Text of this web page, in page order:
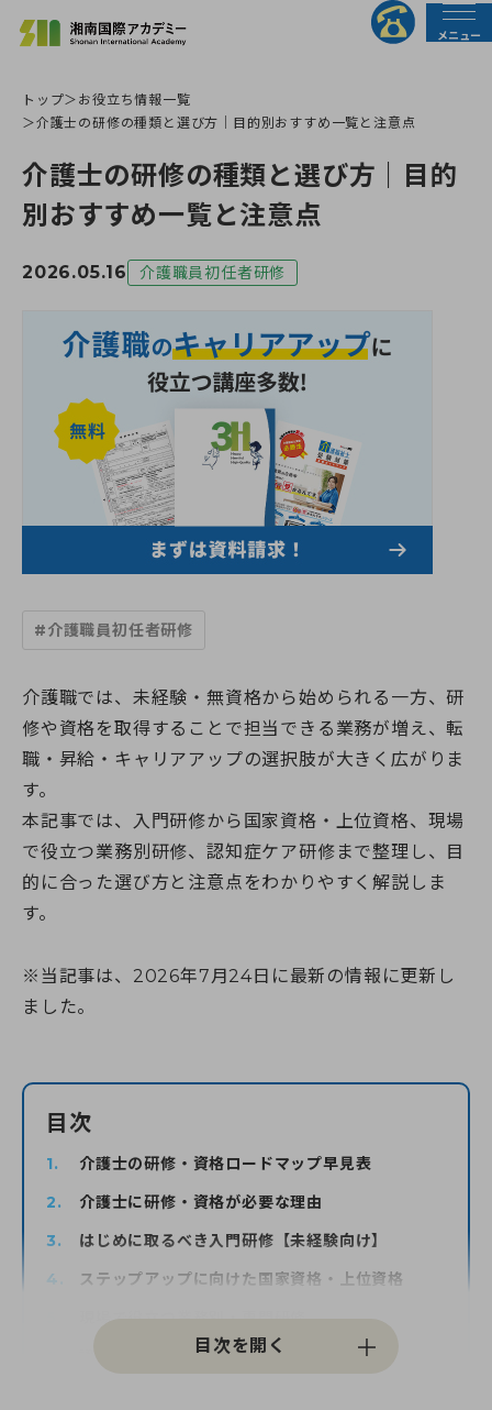
メニュー
法人の皆様へ 行政の皆様へ
トップページ
介護職員初任者研修
介護福祉士実務者研修
介護福祉士受験対策講座
すべての講座
すべての講座
介護職員初任者研修
神奈川県委託「障害福祉分野マッチング支援事業」
綾瀬市委託事業「受講料0円」介護職員初任者研修
伊勢原市社会福祉協議会委託事業「通学コース」介護職員初
任者研修
介護に関する入門的研修 -通学講座-
介護に関する入門的研修 -オンライン講座-
認知症介護基礎研修(神奈川県指定)
認知症介護基礎研修 (藤沢市)
認知症介護基礎研修 (相模原市)
認知症介護基礎研修 (横浜市)
認知症介護実践者研修
同行援護従業者養成研修(一般課程)
全身性障害者ガイドヘルパー養成研修
重度訪問介護従業者養成研修
福祉用具専門相談員
ワンコインイングリッシュ
介護職のねんりんセミナー
職業訓練・行政委託事業
教室一覧
藤沢校
相模大野校
横浜戸塚校
横浜馬車道関内校
小田原校
大和校
横浜二俣川校
横浜みなとみらいサテライト校
伊勢原会場（伊勢原市社会福祉協議会主催 当校講師派遣受
東京都
埼玉県
埼玉校【開校準備中】
千葉県
山梨校（甲府商工会議所内)
静岡校【開校準備中】
キャンペーン一覧
お知らせ
お知らせ一覧
お知らせ
活動報告
初めての方へ
初めての方へトップ
スタッフ紹介
介護職を目指すあなたへ
修了生の声
よくある質問（受講生向け）
医療的ケア予約システム
ねんりんセミナー
日本語でゆっくり学ぶ介護技術講座
ふくしごと
就職・転職サポート
介護の職場マッチングツアー
ふくしごと
LINE登録
資料請求
ご希望講座の資料を無料でお届け
トップ
お役立ち情報一覧
介護士の研修の種類と選び方｜目的別おすすめ一覧と注意点
介護士の研修の種類と選び方｜目的
別おすすめ一覧と注意点
2026.05.16 介護職員初任者研修
#介護職員初任者研修
介護職では、未経験・無資格から始められる一方、研
修や資格を取得することで担当できる業務が増え、転
職・昇給・キャリアアップの選択肢が大きく広がりま
す。
本記事では、入門研修から国家資格・上位資格、現場
で役立つ業務別研修、認知症ケア研修まで整理し、目
的に合った選び方と注意点をわかりやすく解説しま
す。
※当記事は、2026年7月24日に最新の情報に更新し
ました。
目次
介護士の研修・資格ロードマップ早見表
介護士に研修・資格が必要な理由
はじめに取るべき入門研修【未経験向け】
ステップアップに向けた国家資格・上位資格
認知症ケアの研修